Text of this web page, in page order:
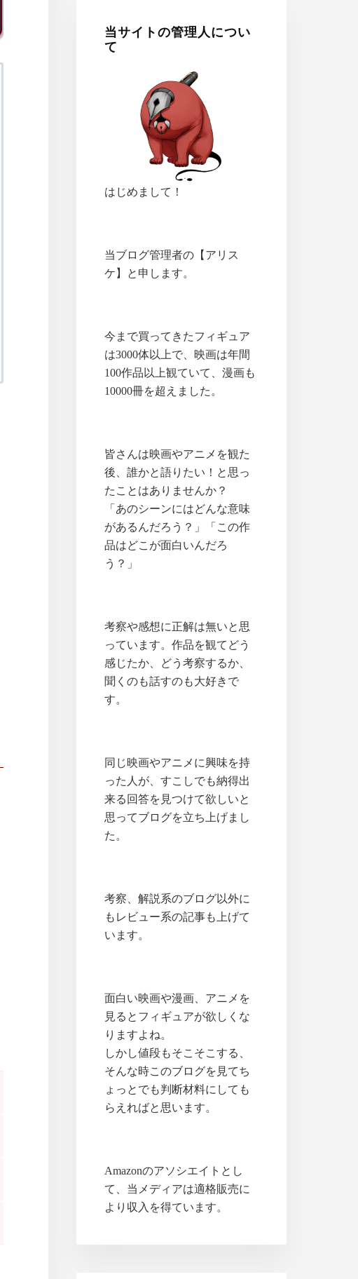
当サイトの管理人につい
て
はじめまして！
当ブログ管理者の【アリス
ケ】と申します。
今まで買ってきたフィギュア
は3000体以上で、映画は年間
100作品以上観ていて、漫画も
10000冊を超えました。
皆さんは映画やアニメを観た
後、誰かと語りたい！と思っ
たことはありませんか？
「あのシーンにはどんな意味
があるんだろう？」「この作
品はどこが面白いんだろ
う？」
考察や感想に正解は無いと思
っています。作品を観てどう
感じたか、どう考察するか、
聞くのも話すのも大好きで
す。
同じ映画やアニメに興味を持
った人が、すこしでも納得出
来る回答を見つけて欲しいと
思ってブログを立ち上げまし
た。
考察、解説系のブログ以外に
もレビュー系の記事も上げて
います。
面白い映画や漫画、アニメを
見るとフィギュアが欲しくな
りますよね。
しかし値段もそこそこする、
そんな時このブログを見てち
ょっとでも判断材料にしても
らえればと思います。
Amazonのアソシエイトとし
て、当メディアは適格販売に
より収入を得ています。